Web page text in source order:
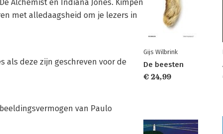
Alchemist en Indiana Jones. Kimpen
met alledaagsheid om je lezers in
als deze zijn geschreven voor de
van Paulo
Gijs Wilbrink
De beesten
€ 24,99